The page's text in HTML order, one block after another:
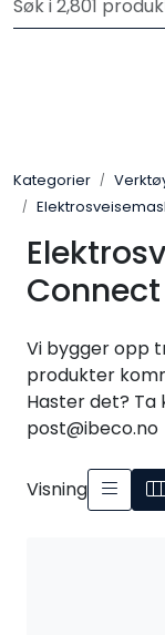
Skip to main
Registrer deg
Kategorier
Connect
Vi bygger opp
produkter
Haster det?
post@ibeco.no
Visning
Verktøy &
Grøftesikring
Utleie
Pumper
Kataloger